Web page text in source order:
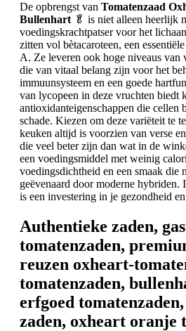
De opbrengst van Tomatenzaad
Bullenhart 🥬 is niet alleen heerlijk
voedingskrachtpatser voor het
zitten vol bètacaroteen, een
A. Ze leveren ook hoge niveaus van
die van vitaal belang zijn voor het
immuunsysteem en een goede
van lycopeen in deze vruchten biedt
antioxidanteigenschappen die cellen
schade. Kiezen om deze variëteit te
keuken altijd is voorzien van verse
die veel beter zijn dan wat in de
een voedingsmiddel met weinig
voedingsdichtheid en een smaak die
geëvenaard door moderne hybriden.
is een investering in je gezondheid
Authentieke zaden,
tomatenzaden,
reuzen oxheart-
tomatenzaden,
erfgoed
zaden, oxheart oranje